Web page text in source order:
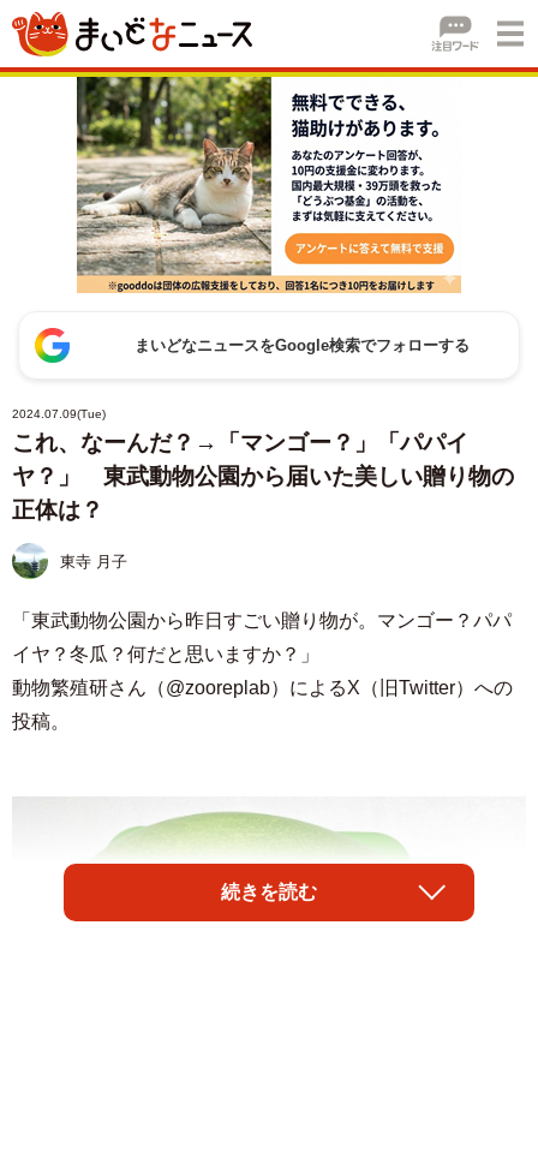
まいどなニュースをGoogle検索でフォローする
2024.07.09(Tue)
これ、なーんだ？→「マンゴー？」「パパイ
ヤ？」 東武動物公園から届いた美しい贈り物の
正体は？
東寺 月子
「東武動物公園から昨日すごい贈り物が。マンゴー？パパ
イヤ？冬瓜？何だと思いますか？」
動物繁殖研さん（@zooreplab）によるX（旧Twitter）への
投稿。
続きを読む